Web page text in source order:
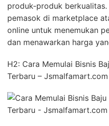
produk-produk
pemasok di marketplace
online untuk menemukan
dan menawarkan harga
H2: Cara Memulai Bisnis
Terbaru – Jsmalfamart.com